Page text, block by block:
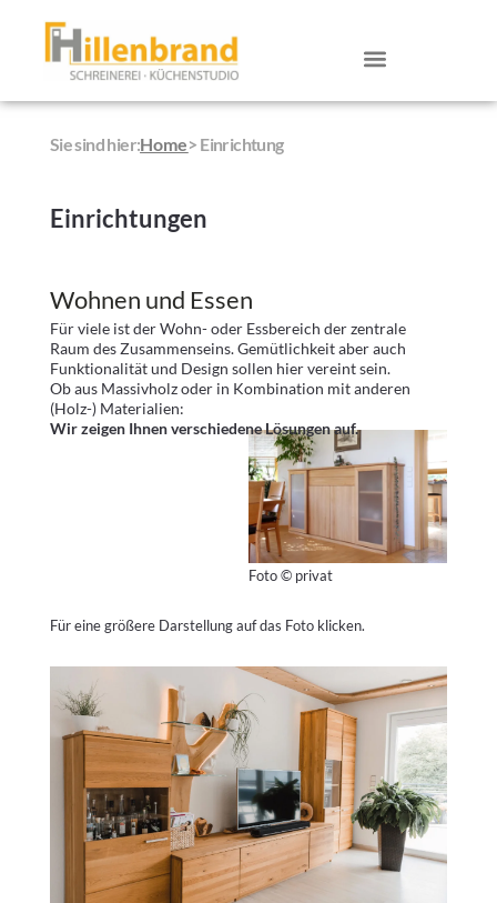
Sie sind hier:Home> Einrichtung
Einrichtungen
Wohnen und Essen
Foto © privat
Für viele ist der Wohn- oder Essbereich der zentrale
Raum des Zusammenseins. Gemütlichkeit aber auch
Funktionalität und Design sollen hier vereint sein.
Ob aus Massivholz oder in Kombination mit anderen
(Holz-) Materialien:
Wir zeigen Ihnen verschiedene Lösungen auf.
Für eine größere Darstellung auf das Foto klicken.